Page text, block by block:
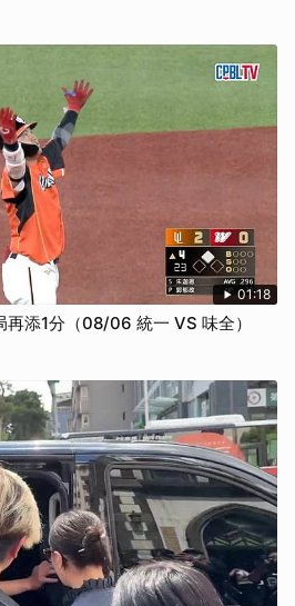
01:18
添1分（08/06 統一 VS 味全）